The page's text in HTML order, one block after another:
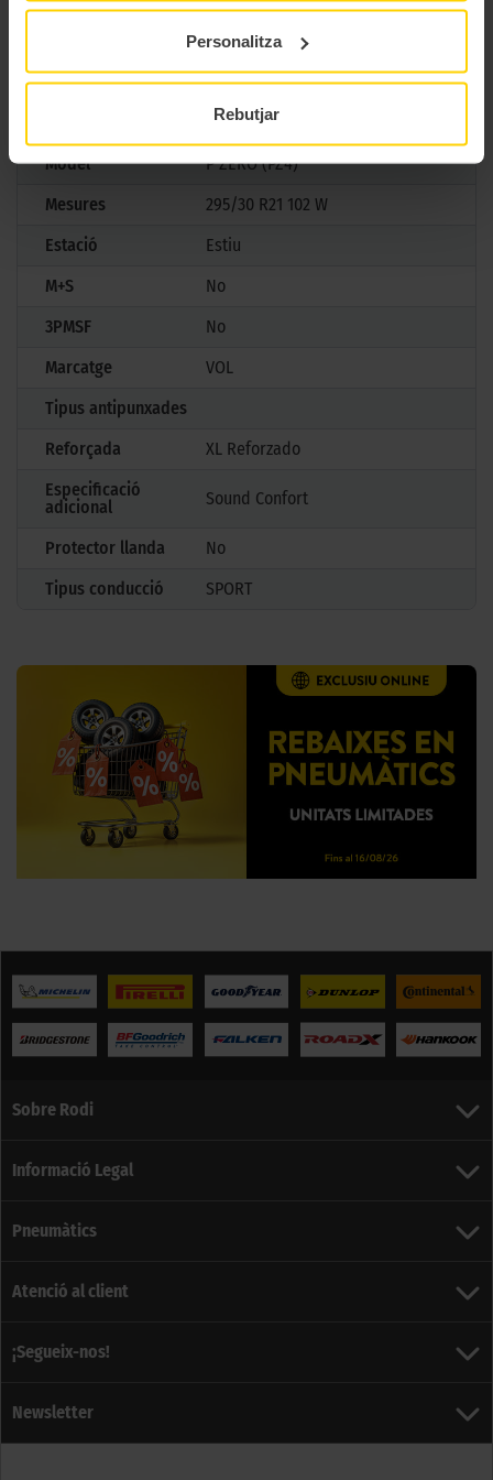
Personalitza
Rebutjar
pneumàtic definitiu per a cotxes esportius d’alta gamma.
Pirelli
Model
P ZERO (PZ4)
Mesures
295/30 R21 102 W
Estació
Estiu
M+S
No
3PMSF
No
Marcatge
VOL
Tipus antipunxades
Reforçada
XL Reforzado
Especificació
adicional
Sound Confort
Protector llanda
No
Tipus conducció
SPORT
Sobre Rodi
Informació Legal
Pneumàtics
Atenció al client
¡Segueix-nos!
Newsletter